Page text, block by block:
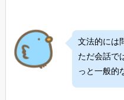
文法的には
ただ会話で
っと一般的